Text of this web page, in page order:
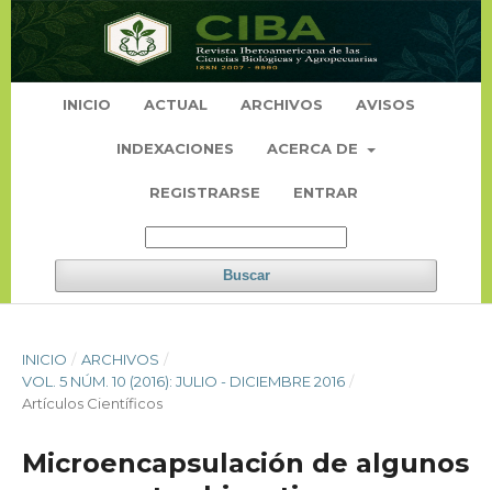
INICIO ACTUAL ARCHIVOS AVISOS
INDEXACIONES ACERCA DE
REGISTRARSE ENTRAR
Buscar
INICIO / ARCHIVOS /
VOL. 5 NÚM. 10 (2016): JULIO - DICIEMBRE 2016 /
Artículos Científicos
Microencapsulación de algunos